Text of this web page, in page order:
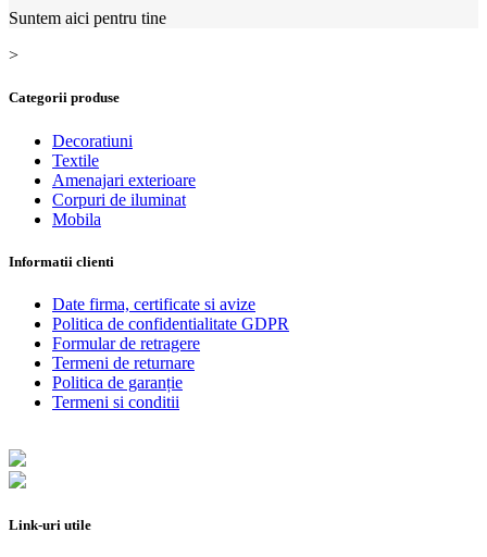
Suntem aici pentru tine
>
Categorii produse
Decoratiuni
Textile
Amenajari exterioare
Corpuri de iluminat
Mobila
Informatii clienti
Date firma, certificate si avize
Politica de confidentialitate GDPR
Formular de retragere
Termeni de returnare
Politica de garanție
Termeni si conditii
Link-uri utile